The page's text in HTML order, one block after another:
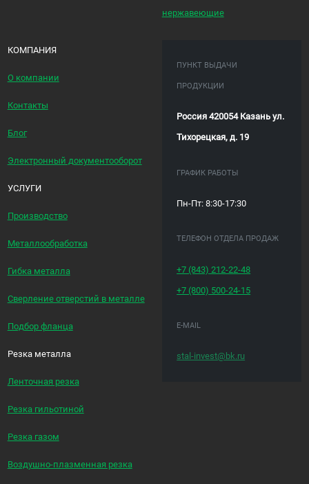
нержавеющие
КОМПАНИЯ
О компании
Контакты
Блог
Электронный документооборот
УСЛУГИ
Производство
Металлообработка
Гибка металла
Сверление отверстий в металле
Подбор фланца
Резка металла
Ленточная резка
Резка гильотиной
Резка газом
Воздушно-плазменная резка
ПУНКТ ВЫДАЧИ
ПРОДУКЦИИ
Россия 420054 Казань ул.
Тихорецкая, д. 19
ГРАФИК РАБОТЫ
Пн-Пт: 8:30-17:30
ТЕЛЕФОН ОТДЕЛА ПРОДАЖ
+7 (843) 212-22-48
+7 (800) 500-24-15
E-MAIL
stal-invest@bk.ru